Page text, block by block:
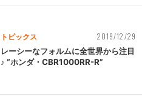
トピックス 2019/12/29
レーシーなフォルムに全世界から注目
♪ “ホンダ・CBR1000RR-R”